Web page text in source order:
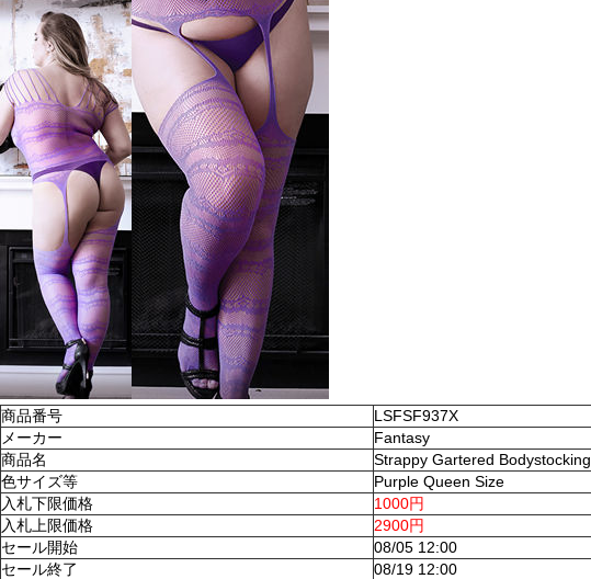
商品番号
LSFSF937X
メーカー
Fantasy
商品名
Strappy Gartered Bodystocking
色サイズ等
Purple Queen Size
入札下限価格
1000円
入札上限価格
2900円
セール開始
08/05 12:00
セール終了
08/19 12:00